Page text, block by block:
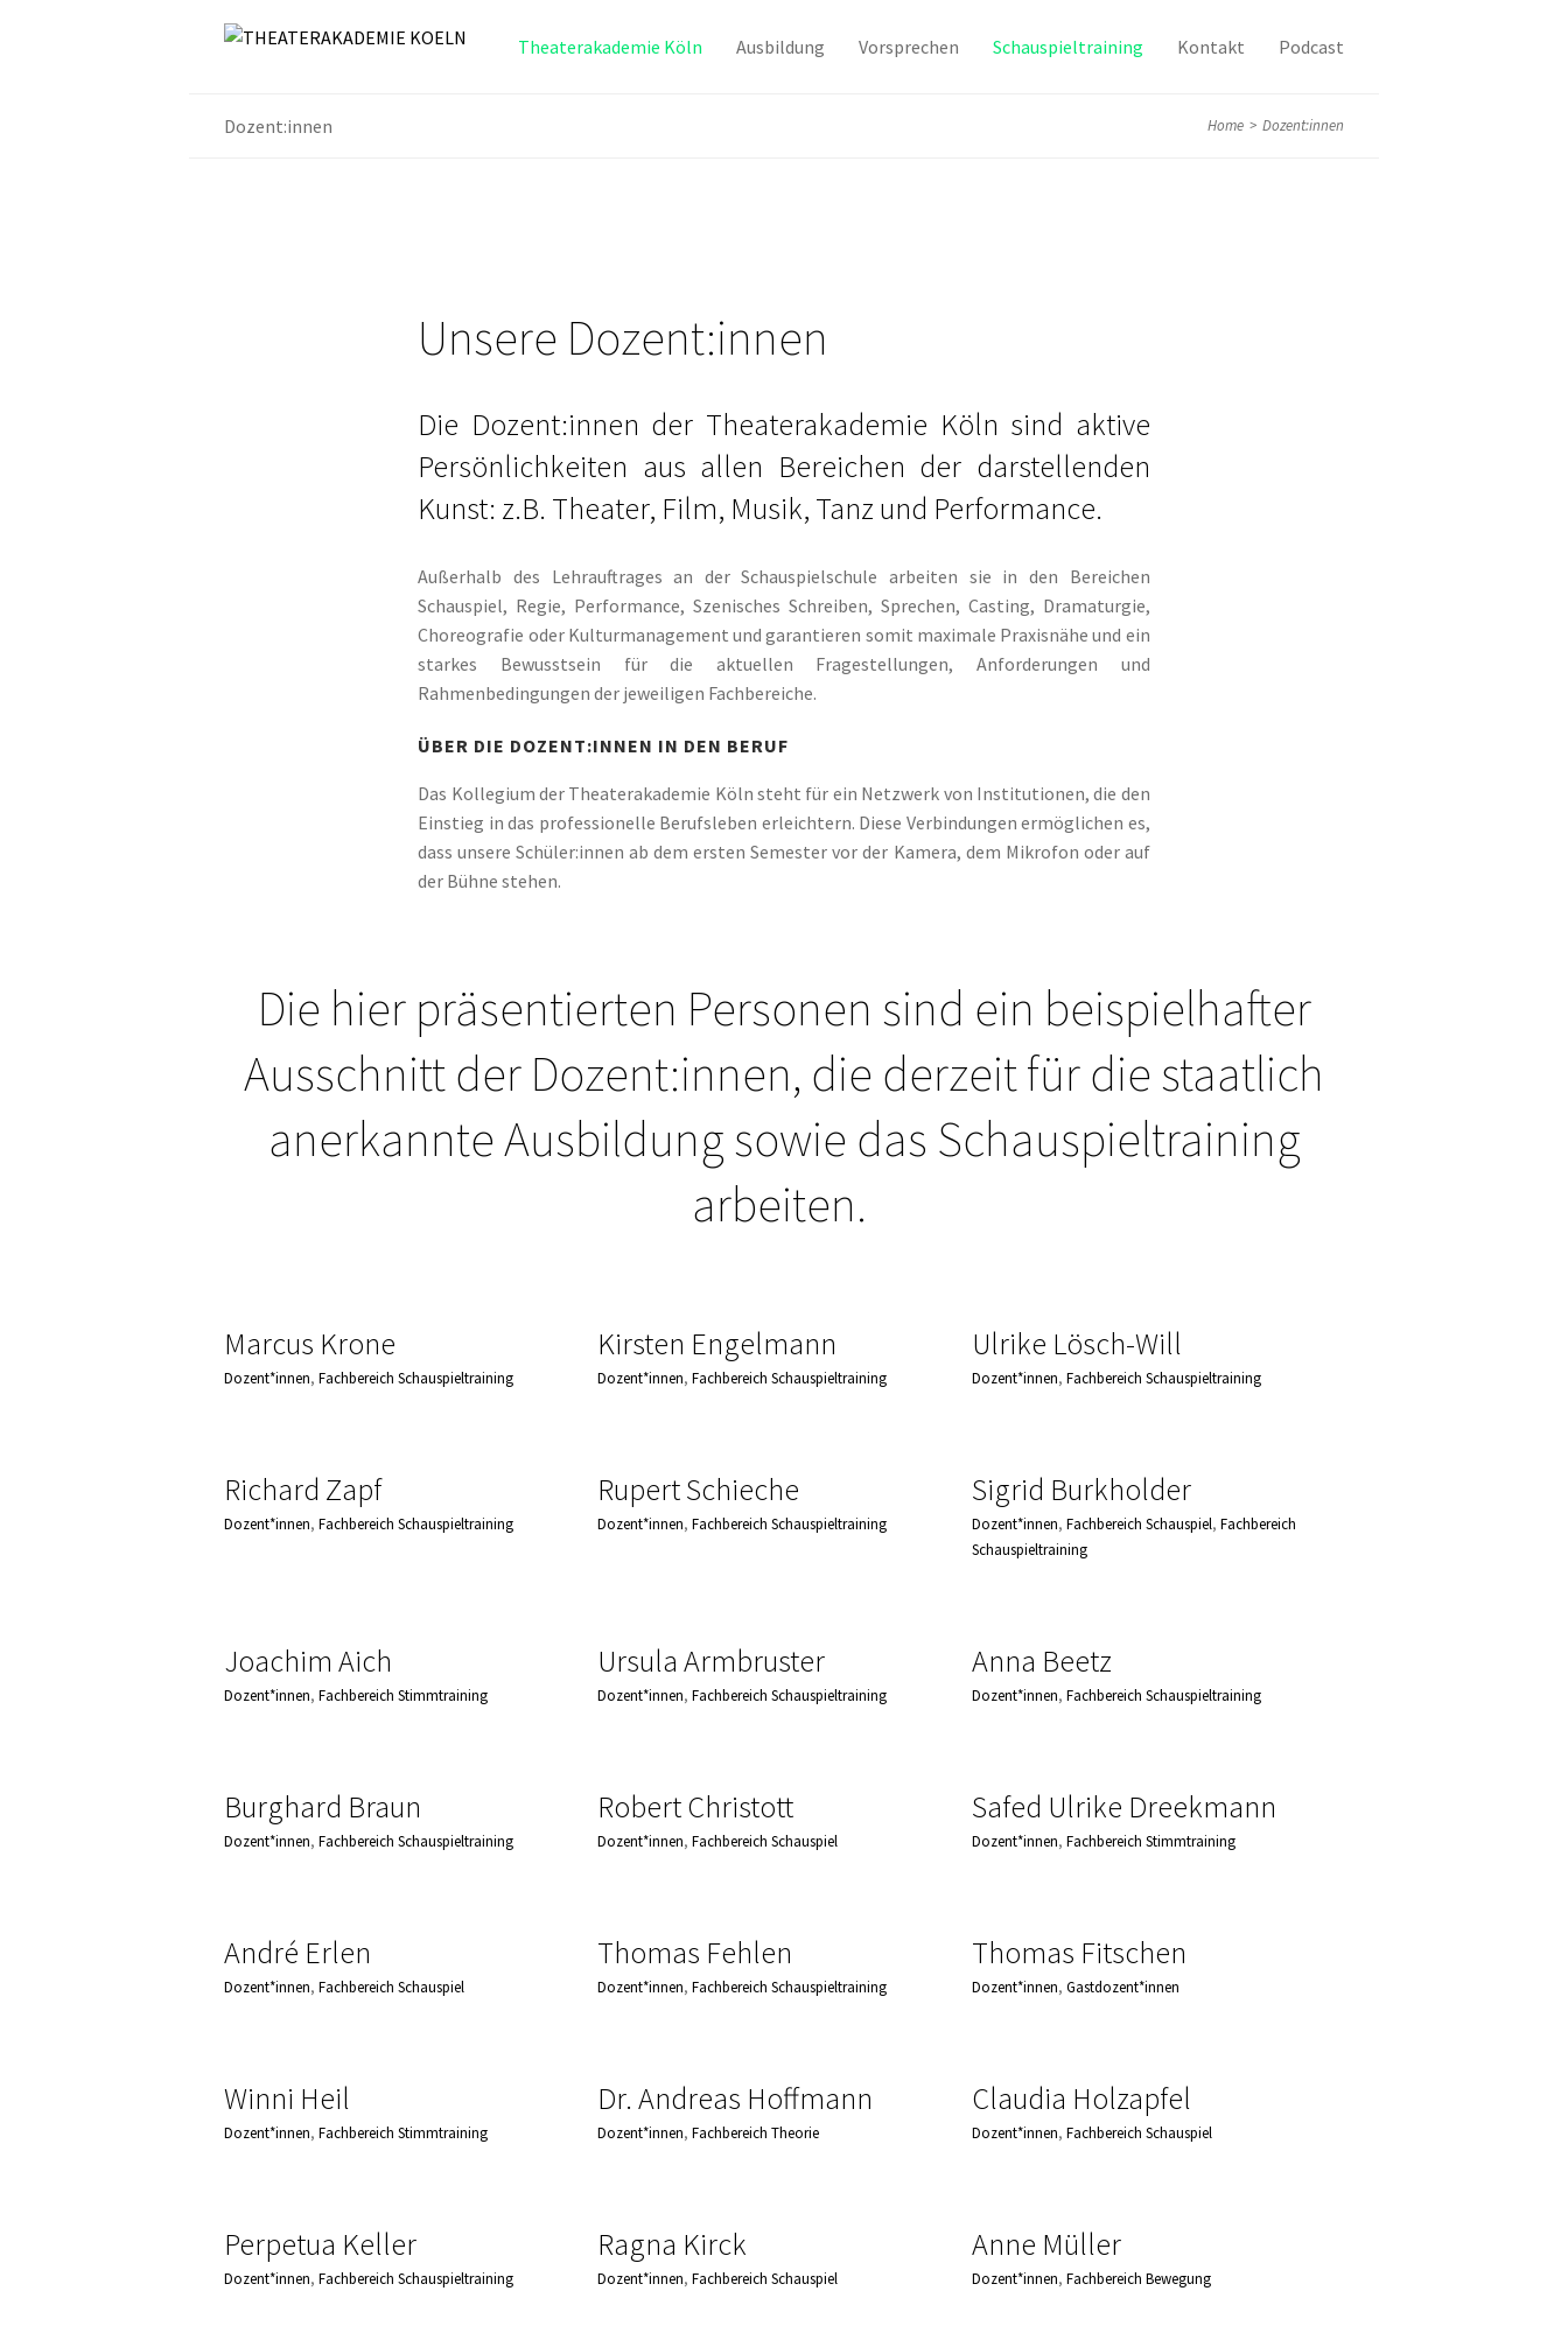
Theaterakademie Köln Ausbildung Vorsprechen Schauspieltraining Kontakt Podcast
Dozent:innen Home > Dozent:innen
Unsere Dozent:innen
Die Dozent:innen der Theaterakademie Köln sind aktive
Persönlichkeiten aus allen Bereichen der darstellenden
Kunst: z.B. Theater, Film, Musik, Tanz und Performance.
Außerhalb des Lehrauftrages an der Schauspielschule arbeiten sie in den Bereichen
Schauspiel, Regie, Performance, Szenisches Schreiben, Sprechen, Casting, Dramaturgie,
Choreografie oder Kulturmanagement und garantieren somit maximale Praxisnähe und ein
starkes Bewusstsein für die aktuellen Fragestellungen, Anforderungen und
Rahmenbedingungen der jeweiligen Fachbereiche.
ÜBER DIE DOZENT:INNEN IN DEN BERUF
Das Kollegium der Theaterakademie Köln steht für ein Netzwerk von Institutionen, die den
Einstieg in das professionelle Berufsleben erleichtern. Diese Verbindungen ermöglichen es,
dass unsere Schüler:innen ab dem ersten Semester vor der Kamera, dem Mikrofon oder auf
der Bühne stehen.
Die hier präsentierten Personen sind ein beispielhafter
Ausschnitt der Dozent:innen, die derzeit für die staatlich
anerkannte Ausbildung sowie das Schauspieltraining
arbeiten.
Marcus Krone
Dozent*innen, Fachbereich Schauspieltraining
Kirsten Engelmann
Dozent*innen,Fachbereich Schauspieltraining
Ulrike Lösch-Will
Dozent*innen, Fachbereich Schauspieltraining
Richard Zapf
Dozent*innen, Fachbereich Schauspieltraining
Rupert Schieche
Dozent*innen,Fachbereich Schauspieltraining
Sigrid Burkholder
Dozent*innen, Fachbereich Schauspiel, Fachbereich
Schauspieltraining
Joachim Aich
Dozent*innen, Fachbereich Stimmtraining
Ursula Armbruster
Dozent*innen,Fachbereich Schauspieltraining
Anna Beetz
Dozent*innen, Fachbereich Schauspieltraining
Burghard Braun
Dozent*innen, Fachbereich Schauspieltraining
Robert Christott
Dozent*innen,Fachbereich Schauspiel
Safed Ulrike Dreekmann
Dozent*innen, Fachbereich Stimmtraining
André Erlen
Dozent*innen, Fachbereich Schauspiel
Thomas Fehlen
Dozent*innen,Fachbereich Schauspieltraining
Thomas Fitschen
Dozent*innen, Gastdozent*innen
Winni Heil
Dozent*innen, Fachbereich Stimmtraining
Dr. Andreas Hoffmann
Dozent*innen,Fachbereich Theorie
Claudia Holzapfel
Dozent*innen, Fachbereich Schauspiel
Perpetua Keller
Dozent*innen, Fachbereich Schauspieltraining
Ragna Kirck
Dozent*innen,Fachbereich Schauspiel
Anne Müller
Dozent*innen, Fachbereich Bewegung